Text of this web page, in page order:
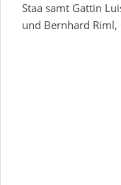
Staa samt Gattin
und Bernhard